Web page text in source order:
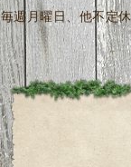
毎週月曜日、他不定